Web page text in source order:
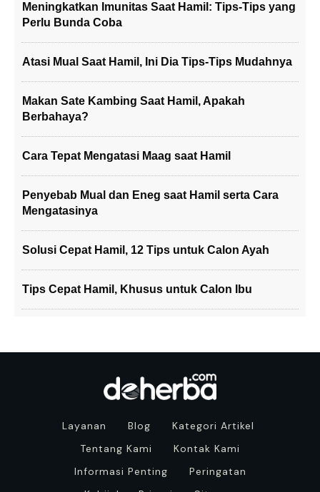
Meningkatkan Imunitas Saat Hamil: Tips-Tips yang
Perlu Bunda Coba
Atasi Mual Saat Hamil, Ini Dia Tips-Tips Mudahnya
Makan Sate Kambing Saat Hamil, Apakah
Berbahaya?
Cara Tepat Mengatasi Maag saat Hamil
Penyebab Mual dan Eneg saat Hamil serta Cara
Mengatasinya
Solusi Cepat Hamil, 12 Tips untuk Calon Ayah
Tips Cepat Hamil, Khusus untuk Calon Ibu
Layanan Blog
Kategori Artikel
Tentang Kami
Kontak Kami
Informasi Penting
Peringatan